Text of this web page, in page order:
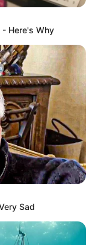
menyegarkan
- Here's Why
Sad